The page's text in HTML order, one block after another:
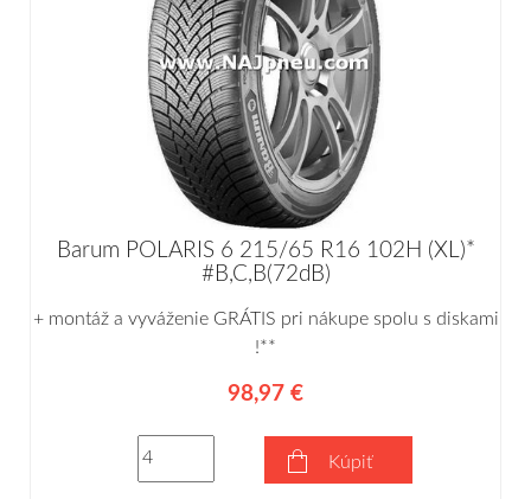
Barum POLARIS 6 215/65 R16 102H (XL)*
#B,C,B(72dB)
+ montáž a vyváženie GRÁTIS pri nákupe spolu s diskami
!**
98,97 €
Kúpiť